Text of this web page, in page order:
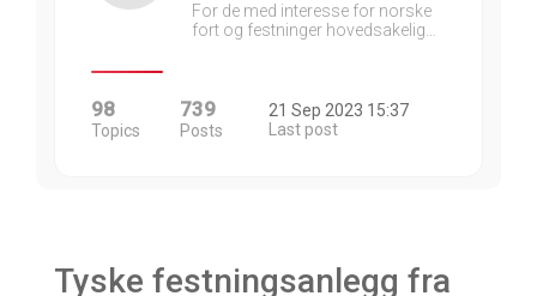
For de med interesse for norske
fort og festninger hovedsakelig…
98
Topics
739
Posts
21 Sep 2023 15:37
Last post
Tyske festningsanlegg fra